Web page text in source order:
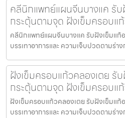
คลีนิกแพทย์แผนจีนบางแค รับ
กระตุ้นตามจุด ฝังเข็มครอบแ
คลีนิกแพทย์แผนจีนบางแค รับฝังเข็มแก้
บรรเทาอาการและ ความเจ็บปวดตามร่
ฝังเข็มครอบแก้วคลองเตย รั
กระตุ้นตามจุด ฝังเข็มครอบแ
ฝังเข็มครอบแก้วคลองเตย รับฝังเข็มแก้
บรรเทาอาการและ ความเจ็บปวดตามร่า